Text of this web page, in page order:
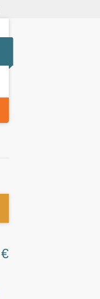
€